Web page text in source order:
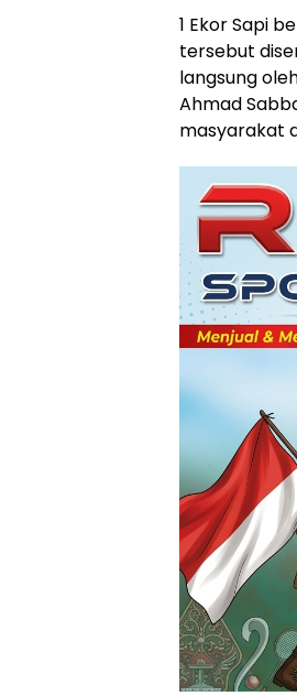
1 Ekor Sapi
tersebut
langsung
Ahmad
masyarakat